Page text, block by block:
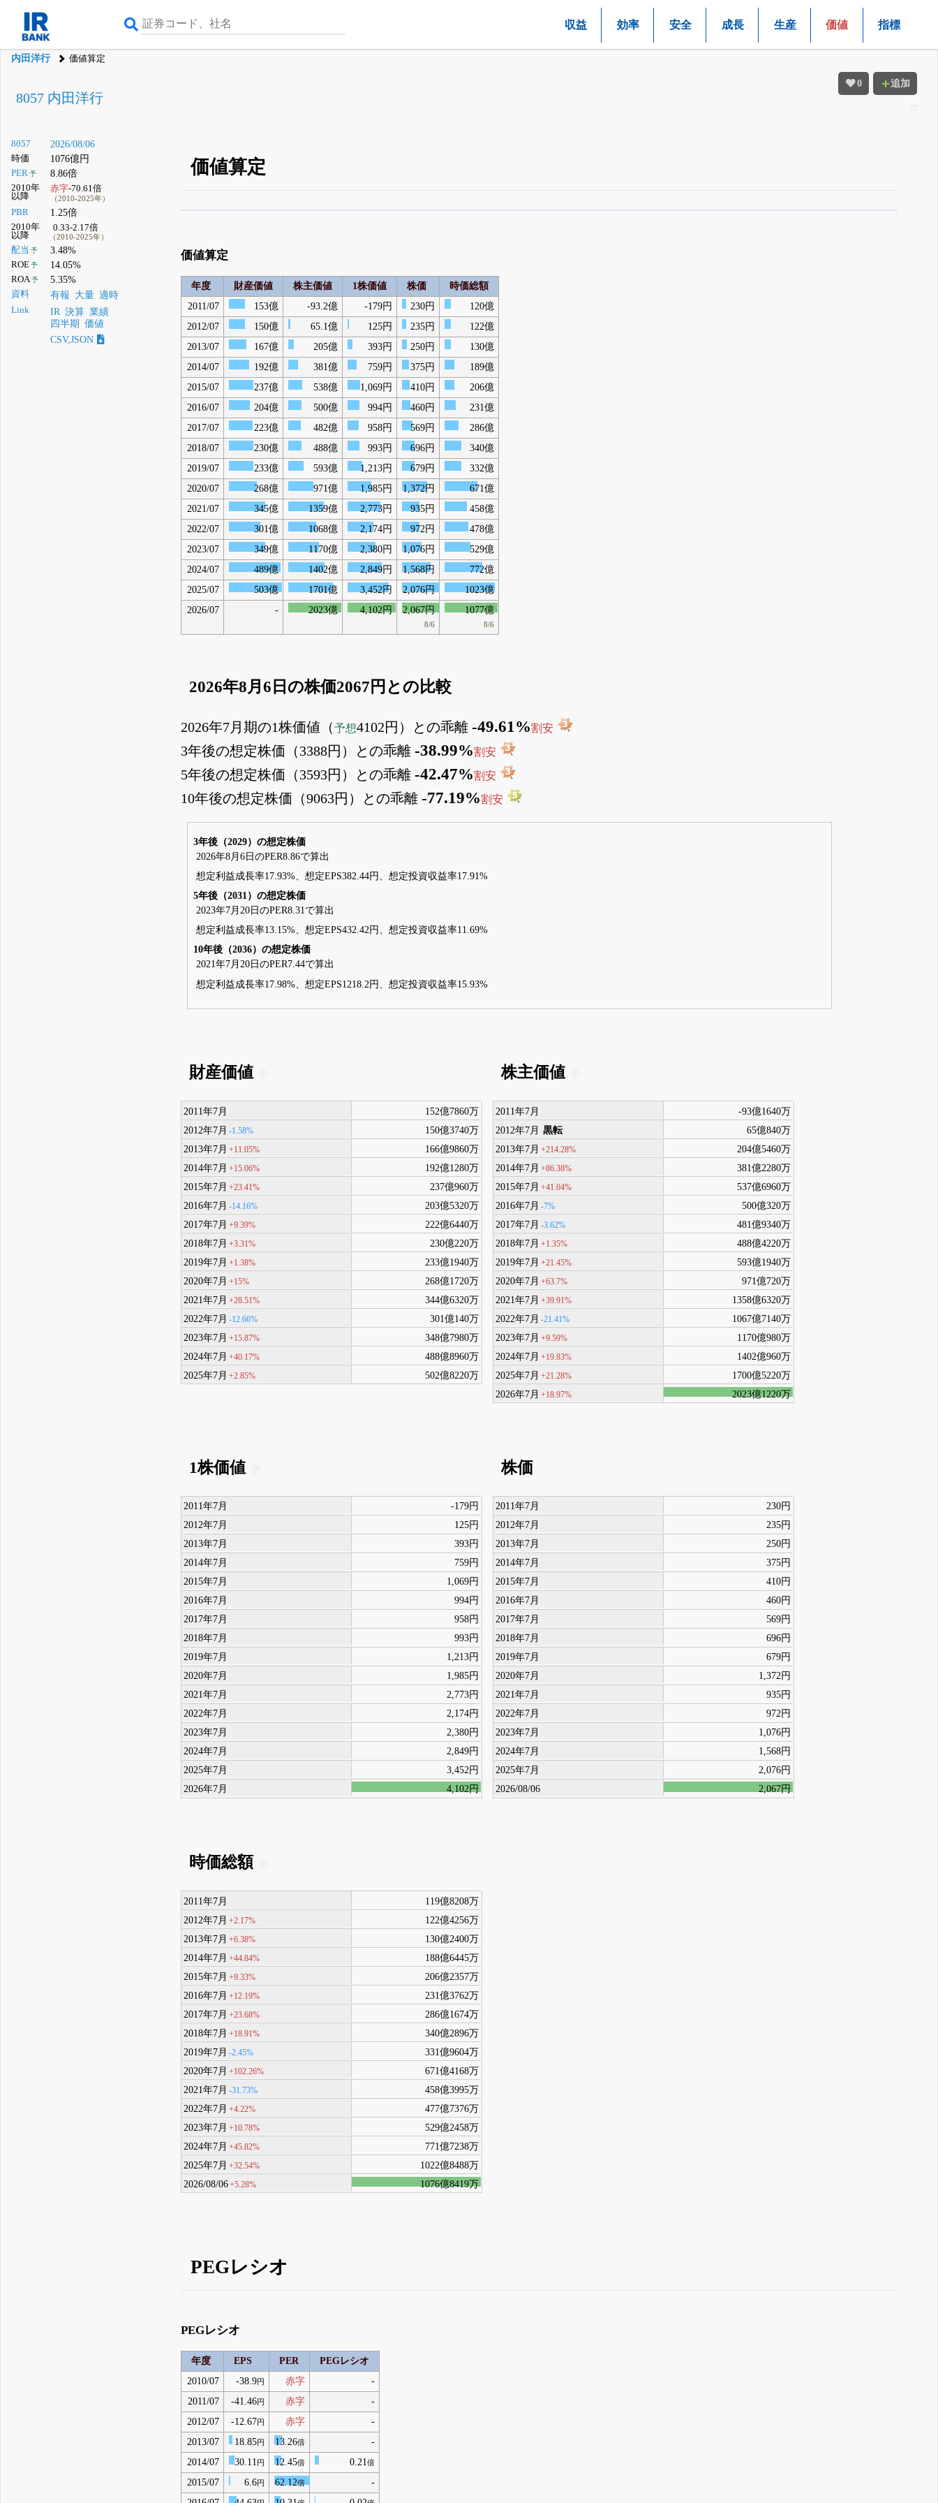
収益 効率 安全 成長 生産 価値 指標
内田洋行 価値算定
0 追加
8057 内田洋行
8057 2026/08/06
時価 1076億円
PER予 8.86倍
2010年
以降
赤字-70.61倍
（2010-2025年）
PBR 1.25倍
2010年
以降
0.33-2.17倍
（2010-2025年）
配当 予 3.48%
ROE予 14.05%
ROA 予 5.35%
資料 有報 大量 適時
Link IR 決算 業績
四半期 価値
CSV,JSON
価値算定
登録すると永久30%OFFと米株版の先行利用も付きます
価値算定
年度 財産価値 株主価値 1株価値 株価
時価総額
2011/07
153億 -93.2億 -179円 230円
120億
2012/07
150億 65.1億 125円 235円
122億
2013/07
167億 205億 393円 250円
130億
2014/07
192億 381億 759円 375円
189億
2015/07
237億 538億 1,069円 410円
206億
2016/07
204億 500億 994円 460円
231億
2017/07
223億 482億 958円 569円
286億
2018/07
230億 488億 993円 696円
340億
2019/07
233億 593億 1,213円 679円
332億
2020/07
268億 971億 1,985円 1,372円
671億
2021/07
345億 1359億 2,773円 935円
458億
2022/07
301億 1068億 2,174円 972円
478億
2023/07
349億 1170億 2,380円 1,076円
529億
2024/07
489億 1402億 2,849円 1,568円
772億
2025/07
503億 1701億 3,452円 2,076円
1023億
2026/07
- 2023億 4,102円 2,067円
8/6
1077億
8/6
2026年8月6日の株価2067円との比較
2026年7月期の1株価値（予想4102円）との乖離-49.61%割安
3年後の想定株価（3388円）との乖離-38.99%割安
5年後の想定株価（3593円）との乖離-42.47%割安
10年後の想定株価（9063円）との乖離-77.19%割安
3年後（2029）の想定株価
2026年8月6日のPER8.86で算出
想定利益成長率17.93%、想定EPS382.44円、想定投資収益率17.91%
5年後（2031）の想定株価
2023年7月20日のPER8.31で算出
想定利益成長率13.15%、想定EPS432.42円、想定投資収益率11.69%
10年後（2036）の想定株価
2021年7月20日のPER7.44で算出
想定利益成長率17.98%、想定EPS1218.2円、想定投資収益率15.93%
財産価値
2011年7月
152億7860万
2012年7月 -1.58%
150億3740万
2013年7月 +11.05%
166億9860万
2014年7月 +15.06%
192億1280万
2015年7月 +23.41%
237億960万
2016年7月 -14.16%
203億5320万
2017年7月 +9.39%
222億6440万
2018年7月 +3.31%
230億220万
2019年7月 +1.38%
233億1940万
2020年7月 +15%
268億1720万
2021年7月 +28.51%
344億6320万
2022年7月 -12.66%
301億140万
2023年7月 +15.87%
348億7980万
2024年7月 +40.17%
488億8960万
2025年7月 +2.85% 502億8220万
株主価値
2011年7月
-93億1640万
2012年7月 黒転
65億840万
2013年7月 +214.28%
204億5460万
2014年7月 +86.38%
381億2280万
2015年7月 +41.04%
537億6960万
2016年7月 -7%
500億320万
2017年7月 -3.62%
481億9340万
2018年7月 +1.35%
488億4220万
2019年7月 +21.45%
593億1940万
2020年7月 +63.7%
971億720万
2021年7月 +39.91%
1358億6320万
2022年7月 -21.41%
1067億7140万
2023年7月 +9.59%
1170億980万
2024年7月 +19.83%
1402億960万
2025年7月 +21.28%
1700億5220万
2026年7月 +18.97% 2023億1220万
1株価値
2011年7月
-179円
2012年7月
125円
2013年7月
393円
2014年7月
759円
2015年7月
1,069円
2016年7月
994円
2017年7月
958円
2018年7月
993円
2019年7月
1,213円
2020年7月
1,985円
2021年7月
2,773円
2022年7月
2,174円
2023年7月
2,380円
2024年7月
2,849円
2025年7月
3,452円
2026年7月
4,102円
株価
2011年7月
230円
2012年7月
235円
2013年7月
250円
2014年7月
375円
2015年7月
410円
2016年7月
460円
2017年7月
569円
2018年7月
696円
2019年7月
679円
2020年7月
1,372円
2021年7月
935円
2022年7月
972円
2023年7月
1,076円
2024年7月
1,568円
2025年7月
2,076円
2026/08/06
2,067円
時価総額
2011年7月
119億8208万
2012年7月 +2.17%
122億4256万
2013年7月 +6.38%
130億2400万
2014年7月 +44.84%
188億6445万
2015年7月 +9.33%
206億2357万
2016年7月 +12.19%
231億3762万
2017年7月 +23.68%
286億1674万
2018年7月 +18.91%
340億2896万
2019年7月 -2.45%
331億9604万
2020年7月 +102.26%
671億4168万
2021年7月 -31.73%
458億3995万
2022年7月 +4.22%
477億7376万
2023年7月 +10.78%
529億2458万
2024年7月 +45.82%
771億7238万
2025年7月 +32.54%
1022億8488万
2026/08/06+5.28% 1076億8419万
PEGレシオ
PEGレシオ
年度 EPS PER
PEGレシオ
2010/07
-38.9円 赤字
-
2011/07
-41.46円 赤字
-
2012/07
-12.67 円 赤字
-
2013/07
18.85円 13.26倍
-
2014/07
30.11 円 12.45倍 0.21倍
2015/07 6.6円 62.12倍
-